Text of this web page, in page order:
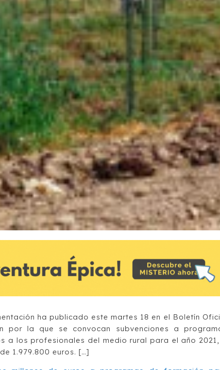
ha publicado este martes 18 en el Boletín
la que se convocan subvenciones a
a los profesionales del medio rural para el año
1.979.800 euros. […]